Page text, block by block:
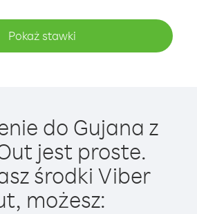
Pokaż stawki
do Gujana z
jest proste.
środki Viber
możesz: